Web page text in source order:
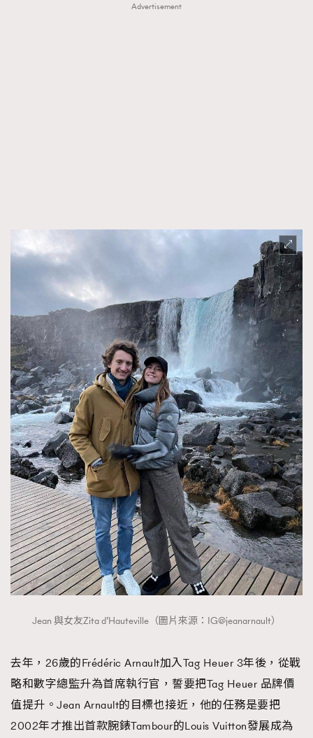
Advertisement
Jean 與女友Zita d’Hauteville（圖片來源：IG@jeanarnault）
去年，26歲的Frédéric Arnault加入Tag Heuer 3年後，從戰
略和數字總監升為首席執行官，誓要把Tag Heuer 品牌價
值提升。Jean Arnault的目標也接近，他的任務是要把
2002年才推出首款腕錶Tambour的Louis Vuitton發展成為